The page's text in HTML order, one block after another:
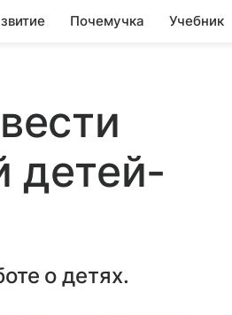
Почемучка Учебник
детей-
о детях.